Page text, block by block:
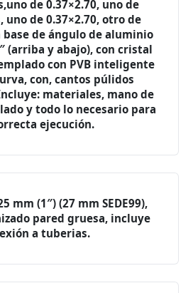
de 0.37×2.70, uno de
uno de 0.37×2.70, otro de
base de ángulo de aluminio
(arriba y abajo), con cristal
con PVB inteligente
con, cantos púlidos
materiales, mano de
y todo lo necesario para
ejecución.
mm (1″) (27 mm SEDE99),
pared gruesa, incluye
a tuberias.